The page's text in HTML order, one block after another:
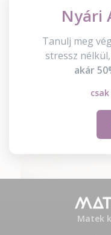
Nyári
Tanulj meg
stressz
akár
Matek